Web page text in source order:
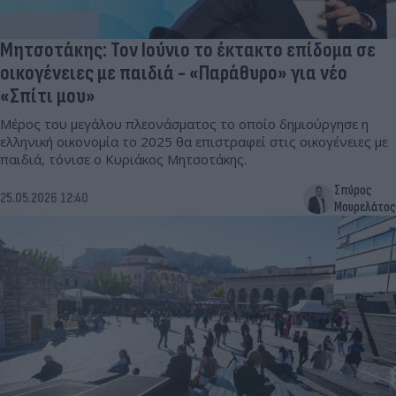
Μητσοτάκης: Τον Ιούνιο το έκτακτο επίδομα σε
οικογένειες με παιδιά - «Παράθυρο» για νέο
«Σπίτι μου»
Μέρος του μεγάλου πλεονάσματος το οποίο δημιούργησε η
ελληνική οικονομία το 2025 θα επιστραφεί στις οικογένειες με
παιδιά, τόνισε ο Κυριάκος Μητσοτάκης.
25.05.2026 12:40
Σπύρος
Μουρελάτος